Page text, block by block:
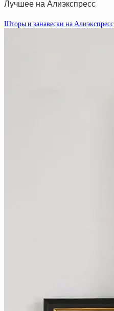
Лучшее на Алиэкспресс
Шторы и занавески на Алиэкспресс